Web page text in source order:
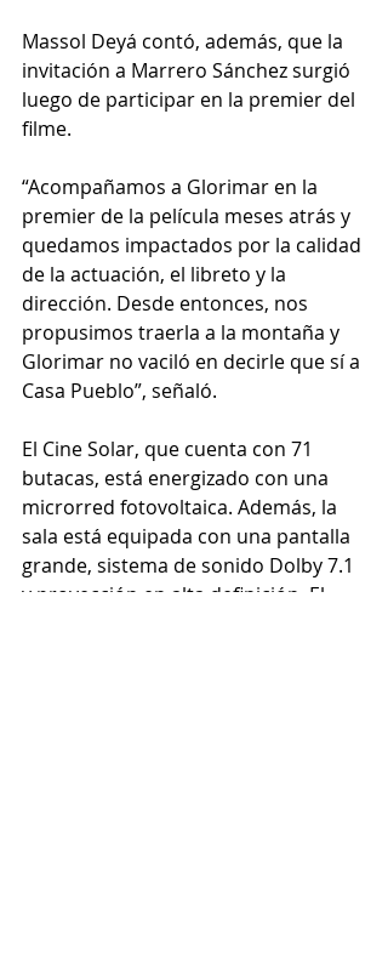
Massol Deyá contó, además, que la
invitación a Marrero Sánchez surgió
luego de participar en la premier del
filme.
“Acompañamos a Glorimar en la
premier de la película meses atrás y
quedamos impactados por la calidad
de la actuación, el libreto y la
dirección. Desde entonces, nos
propusimos traerla a la montaña y
Glorimar no vaciló en decirle que sí a
Casa Pueblo”, señaló.
El Cine Solar, que cuenta con 71
butacas, está energizado con una
microrred fotovoltaica. Además, la
sala está equipada con una pantalla
grande, sistema de sonido Dolby 7.1
y proyección en alta definición. El